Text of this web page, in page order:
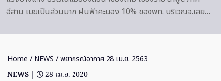
อีสาน เมฆเป็นส่วนมาก ฝนฟ้าคะนอง 10% ของพท. บริเวณจ.เลย…
Home / NEWS / พยากรณ์อากาศ 28 เม.ย. 2563
NEWS |
28 เม.ย. 2020